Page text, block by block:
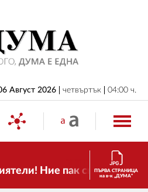
Август 2026 четвъртък 04:00 ч.
Ние пак сме тук!ПЪРВА СТРАНИЦА
на в-к „ДУМА“
БЪЛГАРИЯ
СВЯТ